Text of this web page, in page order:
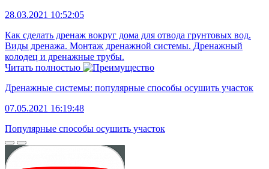
28.03.2021 10:52:05
Как сделать дренаж вокруг дома для отвода грунтовых вод.
Виды дренажа. Монтаж дренажной системы. Дренажный
колодец и дренажные трубы.
Читать полностью
Дренажные системы: популярные способы осушить участок
07.05.2021 16:19:48
Популярные способы осушить участок